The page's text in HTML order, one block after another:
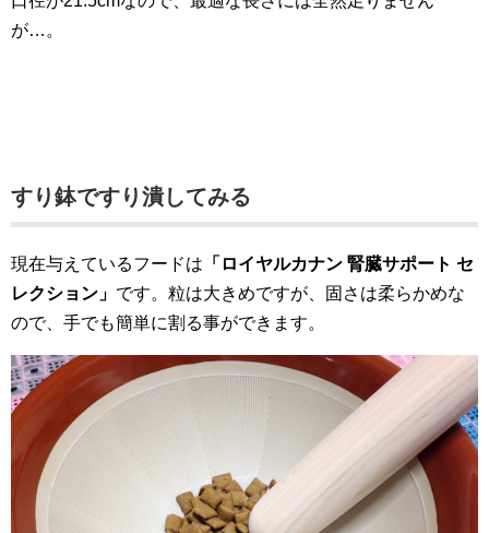
が…。
すり鉢ですり潰してみる
現在与えているフードは 「ロイヤルカナン 腎臓サポート セ
レクション」 です。粒は大きめですが、固さは柔らかめな
ので、手でも簡単に割る事ができます。